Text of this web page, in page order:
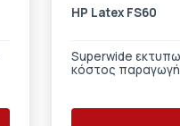
HP Latex FS60
Superwide
κόστος